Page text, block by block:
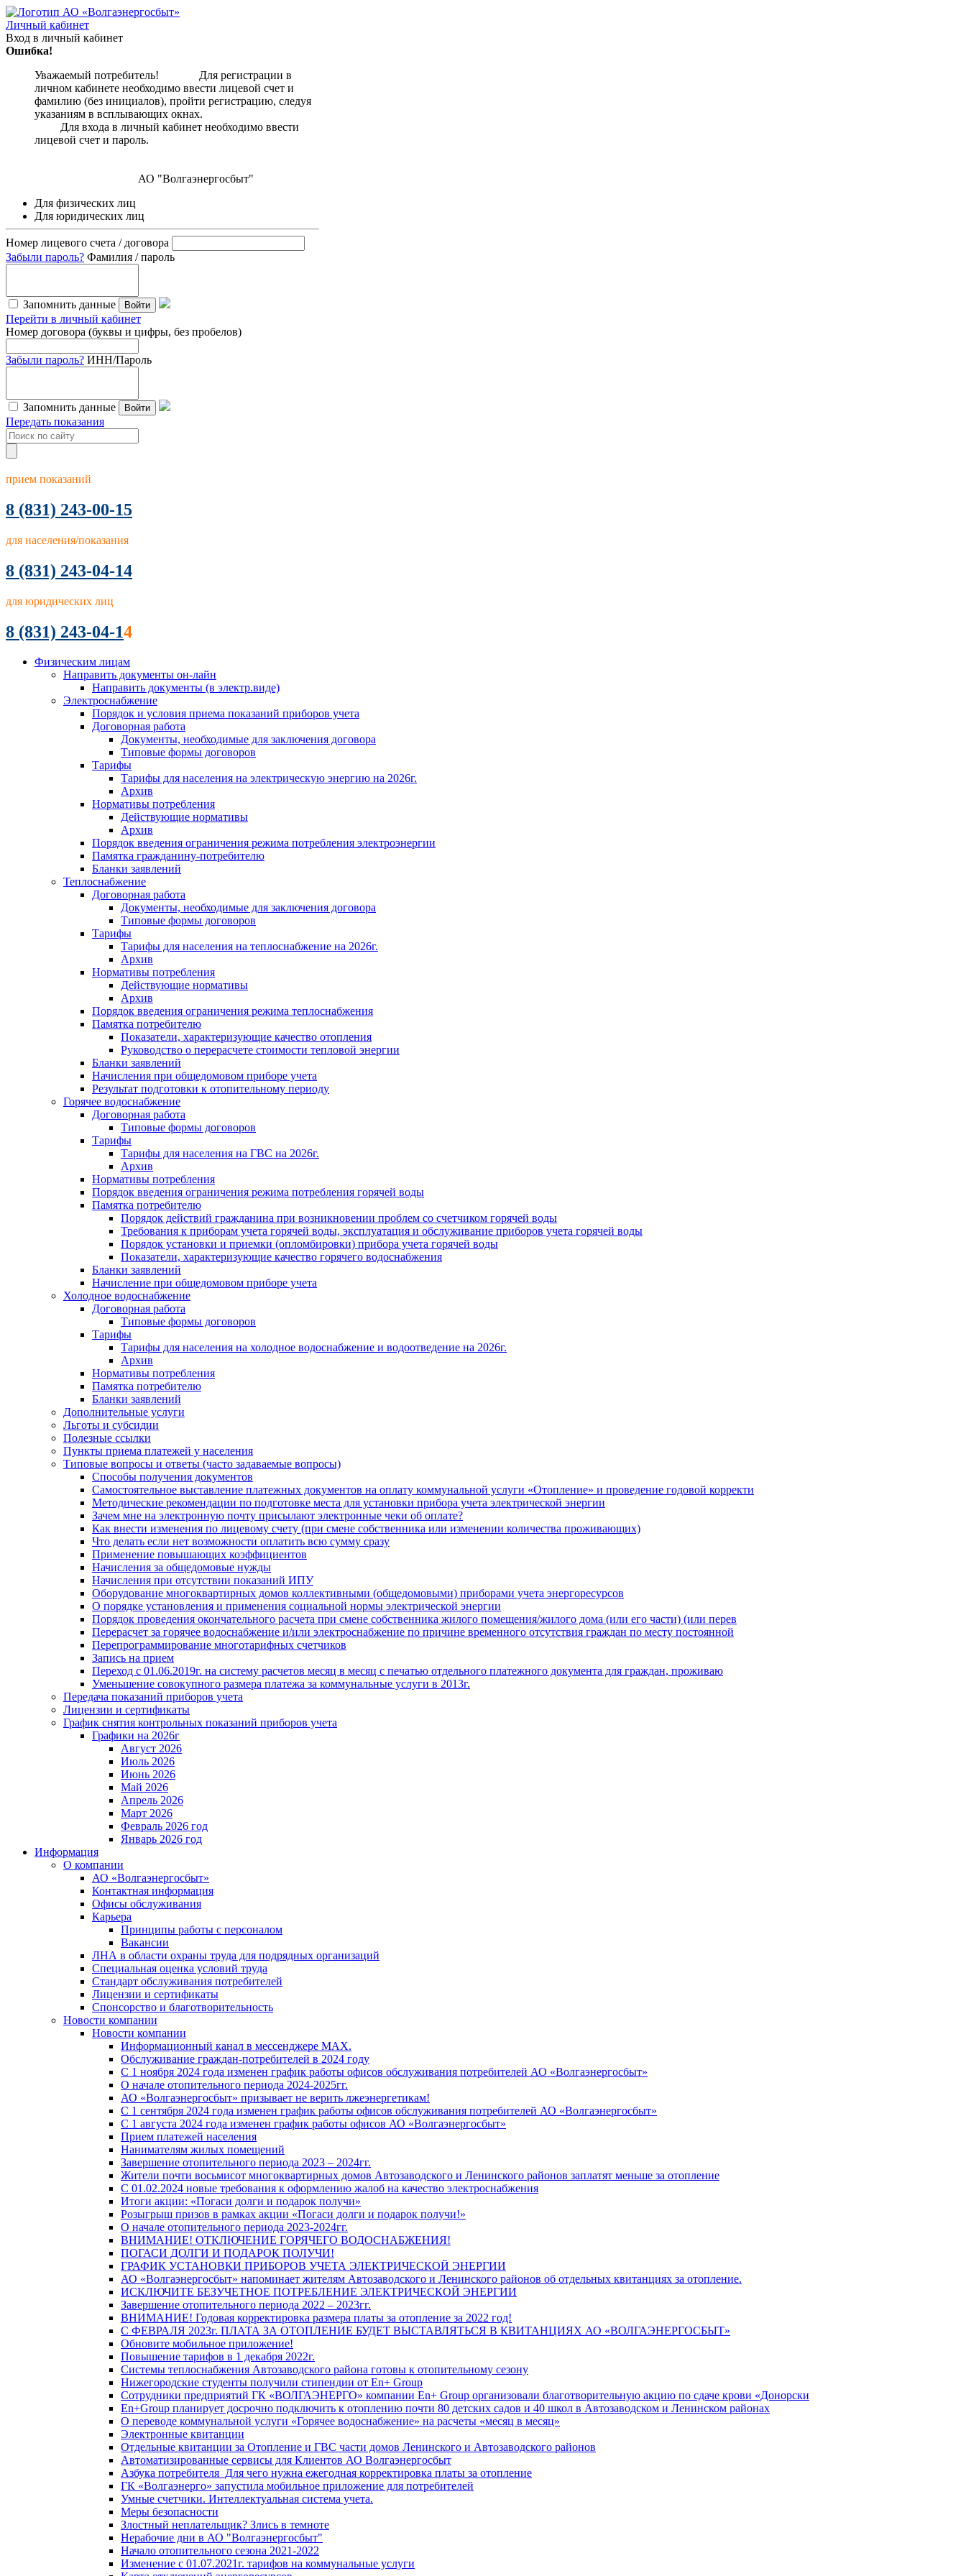
Личный кабинет
Вход в личный кабинет
Ошибка!
Уважаемый потребитель! Для регистрации в
личном кабинете необходимо ввести лицевой счет и
фамилию (без инициалов), пройти регистрацию, следуя
указаниям в всплывающих окнах.
Для входа в личный кабинет необходимо ввести
лицевой счет и пароль.
АО "Волгаэнергосбыт"
Для физических лиц
Для юридических лиц
Номер лицевого счета / договора
Забыли пароль? Фамилия / пароль
Запомнить данные Войти
Перейти в личный кабинет
Номер договора (буквы и цифры, без пробелов)
Забыли пароль? ИНН/Пароль
Запомнить данные Войти
Передать показания
прием показаний
8 (831) 243-00-15
для населения/показания
8 (831) 243-04-14
для юридических лиц
8 (831) 243-04-14
Физическим лицам
Направить документы он-лайн
Направить документы (в электр.виде)
Электроснабжение
Порядок и условия приема показаний приборов учета
Договорная работа
Документы, необходимые для заключения договора
Типовые формы договоров
Тарифы
Тарифы для населения на электрическую энергию на 2026г.
Архив
Нормативы потребления
Действующие нормативы
Архив
Порядок введения ограничения режима потребления электроэнергии
Памятка гражданину-потребителю
Бланки заявлений
Теплоснабжение
Договорная работа
Документы, необходимые для заключения договора
Типовые формы договоров
Тарифы
Тарифы для населения на теплоснабжение на 2026г.
Архив
Нормативы потребления
Действующие нормативы
Архив
Порядок введения ограничения режима теплоснабжения
Памятка потребителю
Показатели, характеризующие качество отопления
Руководство о перерасчете стоимости тепловой энергии
Бланки заявлений
Начисления при общедомовом приборе учета
Результат подготовки к отопительному периоду
Горячее водоснабжение
Договорная работа
Типовые формы договоров
Тарифы
Тарифы для населения на ГВС на 2026г.
Архив
Нормативы потребления
Порядок введения ограничения режима потребления горячей воды
Памятка потребителю
Порядок действий гражданина при возникновении проблем со счетчиком горячей воды
Требования к приборам учета горячей воды, эксплуатация и обслуживание приборов учета горячей воды
Порядок установки и приемки (опломбировки) прибора учета горячей воды
Показатели, характеризующие качество горячего водоснабжения
Бланки заявлений
Начисление при общедомовом приборе учета
Холодное водоснабжение
Договорная работа
Типовые формы договоров
Тарифы
Тарифы для населения на холодное водоснабжение и водоотведение на 2026г.
Архив
Нормативы потребления
Памятка потребителю
Бланки заявлений
Дополнительные услуги
Льготы и субсидии
Полезные ссылки
Пункты приема платежей у населения
Типовые вопросы и ответы (часто задаваемые вопросы)
Способы получения документов
Самостоятельное выставление платежных документов на оплату коммунальной услуги «Отопление» и проведение годовой корректи
Методические рекомендации по подготовке места для установки прибора учета электрической энергии
Зачем мне на электронную почту присылают электронные чеки об оплате?
Как внести изменения по лицевому счету (при смене собственника или изменении количества проживающих)
Что делать если нет возможности оплатить всю сумму сразу
Применение повышающих коэффициентов
Начисления за общедомовые нужды
Начисления при отсутствии показаний ИПУ
Оборудование многоквартирных домов коллективными (общедомовыми) приборами учета энергоресурсов
О порядке установления и применения социальной нормы электрической энергии
Порядок проведения окончательного расчета при смене собственника жилого помещения/жилого дома (или его части) (или перев
Перерасчет за горячее водоснабжение и/или электроснабжение по причине временного отсутствия граждан по месту постоянной
Перепрограммирование многотарифных счетчиков
Запись на прием
Переход с 01.06.2019г. на систему расчетов месяц в месяц с печатью отдельного платежного документа для граждан, проживаю
Уменьшение совокупного размера платежа за коммунальные услуги в 2013г.
Передача показаний приборов учета
Лицензии и сертификаты
График снятия контрольных показаний приборов учета
Графики на 2026г
Август 2026
Июль 2026
Июнь 2026
Май 2026
Апрель 2026
Март 2026
Февраль 2026 год
Январь 2026 год
Информация
О компании
АО «Волгаэнергосбыт»
Контактная информация
Офисы обслуживания
Карьера
Принципы работы с персоналом
Вакансии
ЛНА в области охраны труда для подрядных организаций
Специальная оценка условий труда
Стандарт обслуживания потребителей
Лицензии и сертификаты
Спонсорство и благотворительность
Новости компании
Новости компании
Информационный канал в мессенджере MAX.
Обслуживание граждан-потребителей в 2024 году
С 1 ноября 2024 года изменен график работы офисов обслуживания потребителей АО «Волгаэнергосбыт»
О начале отопительного периода 2024-2025гг.
АО «Волгаэнергосбыт» призывает не верить лжеэнергетикам!
С 1 сентября 2024 года изменен график работы офисов обслуживания потребителей АО «Волгаэнергосбыт»
С 1 августа 2024 года изменен график работы офисов АО «Волгаэнергосбыт»
Прием платежей населения
Нанимателям жилых помещений
Завершение отопительного периода 2023 – 2024гг.
Жители почти восьмисот многоквартирных домов Автозаводского и Ленинского районов заплатят меньше за отопление
С 01.02.2024 новые требования к оформлению жалоб на качество электроснабжения
Итоги акции: «Погаси долги и подарок получи»
Розыгрыш призов в рамках акции «Погаси долги и подарок получи!»
О начале отопительного периода 2023-2024гг.
ВНИМАНИЕ! ОТКЛЮЧЕНИЕ ГОРЯЧЕГО ВОДОСНАБЖЕНИЯ!
ПОГАСИ ДОЛГИ И ПОДАРОК ПОЛУЧИ!
ГРАФИК УСТАНОВКИ ПРИБОРОВ УЧЕТА ЭЛЕКТРИЧЕСКОЙ ЭНЕРГИИ
АО «Волгаэнергосбыт» напоминает жителям Автозаводского и Ленинского районов об отдельных квитанциях за отопление.
ИСКЛЮЧИТЕ БЕЗУЧЕТНОЕ ПОТРЕБЛЕНИЕ ЭЛЕКТРИЧЕСКОЙ ЭНЕРГИИ
Завершение отопительного периода 2022 – 2023гг.
ВНИМАНИЕ! Годовая корректировка размера платы за отопление за 2022 год!
С ФЕВРАЛЯ 2023г. ПЛАТА ЗА ОТОПЛЕНИЕ БУДЕТ ВЫСТАВЛЯТЬСЯ В КВИТАНЦИЯХ АО «ВОЛГАЭНЕРГОСБЫТ»
Обновите мобильное приложение!
Повышение тарифов в 1 декабря 2022г.
Системы теплоснабжения Автозаводского района готовы к отопительному сезону
Нижегородские студенты получили стипендии от En+ Group
Сотрудники предприятий ГК «ВОЛГАЭНЕРГО» компании En+ Group организовали благотворительную акцию по сдаче крови «Донорски
En+Group планирует досрочно подключить к отоплению почти 80 детских садов и 40 школ в Автозаводском и Ленинском районах
О переводе коммунальной услуги «Горячее водоснабжение» на расчеты «месяц в месяц»
Электронные квитанции
Отдельные квитанции за Отопление и ГВС части домов Ленинского и Автозаводского районов
Автоматизированные сервисы для Клиентов АО Волгаэнергосбыт
Азбука потребителя_Для чего нужна ежегодная корректировка платы за отопление
ГК «Волгаэнерго» запустила мобильное приложение для потребителей
Умные счетчики. Интеллектуальная система учета.
Меры безопасности
Злостный неплательщик? Злись в темноте
Нерабочие дни в АО "Волгаэнергосбыт"
Начало отопительного сезона 2021-2022
Изменение с 01.07.2021г. тарифов на коммунальные услуги